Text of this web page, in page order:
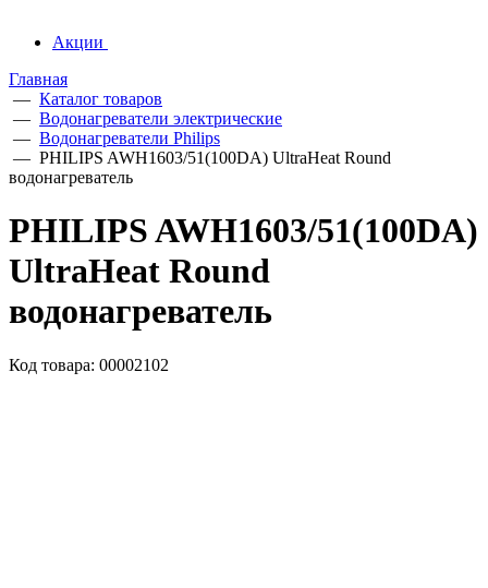
Акции
Главная
— Каталог товаров
— Водонагреватели электрические
— Водонагреватели Philips
— PHILIPS AWH1603/51(100DA) UltraHeat Round
водонагреватель
PHILIPS AWH1603/51(100DA)
UltraHeat Round
водонагреватель
Код товара: 00002102